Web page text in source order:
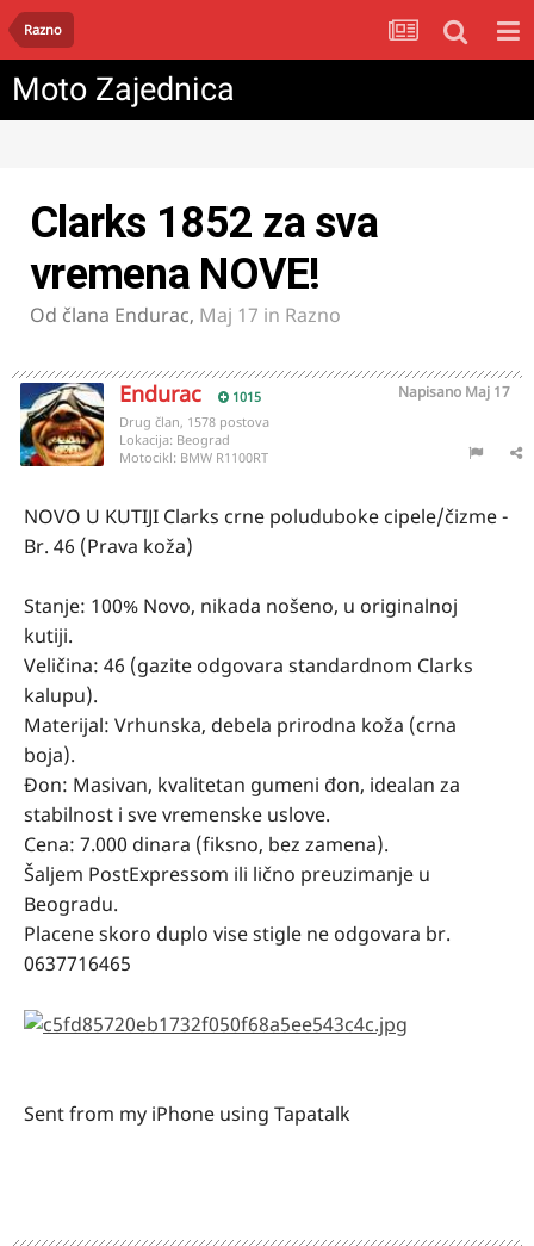
Razno
Moto Zajednica
Clarks 1852 za sva
vremena NOVE!
Od člana Endurac, Maj 17 in Razno
Endurac 1015 Napisano Maj 17
Drug član, 1578 postova
Lokacija: Beograd
Motocikl: BMW R1100RT
NOVO U KUTIJI Clarks crne poluduboke cipele/čizme -
Br. 46 (Prava koža)
Stanje: 100% Novo, nikada nošeno, u originalnoj
kutiji.
Veličina: 46 (gazite odgovara standardnom Clarks
kalupu).
Materijal: Vrhunska, debela prirodna koža (crna
boja).
Đon: Masivan, kvalitetan gumeni đon, idealan za
stabilnost i sve vremenske uslove.
Cena: 7.000 dinara (fiksno, bez zamena).
Šaljem PostExpressom ili lično preuzimanje u
Beogradu.
Placene skoro duplo vise stigle ne odgovara br.
0637716465
Sent from my iPhone using Tapatalk